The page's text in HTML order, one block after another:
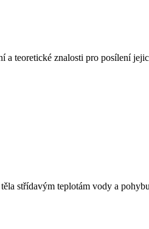
teoretické znalosti pro posílení
střídavým teplotám vody a